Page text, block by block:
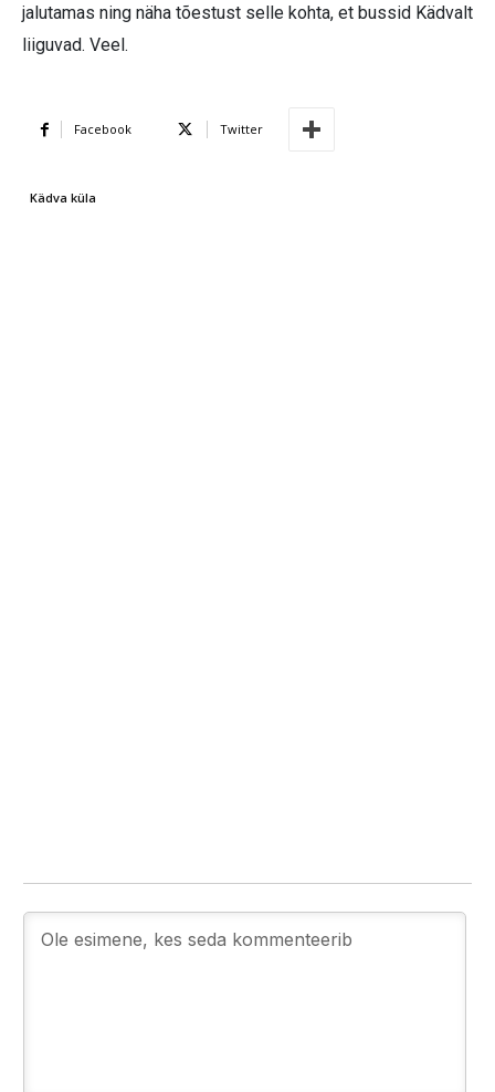
jalutamas ning näha tõestust selle kohta, et bussid Kädvalt
liiguvad. Veel.
Facebook Twitter
Kädva küla